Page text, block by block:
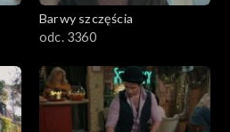
Barwy szczęścia
odc. 3360